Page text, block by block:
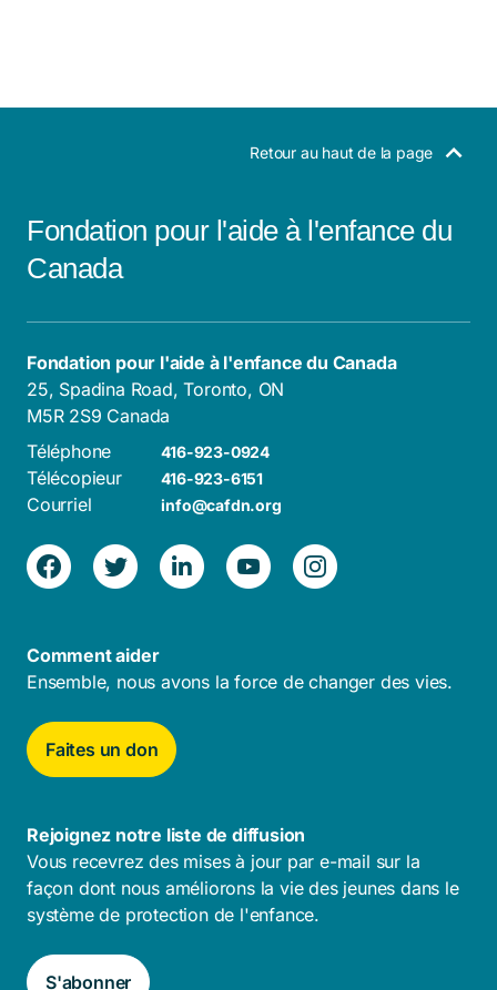
Retour au haut de la page
Fondation pour l'aide à l'enfance du
Canada
Fondation pour l'aide à l'enfance du Canada
25, Spadina Road, Toronto, ON
M5R 2S9 Canada
Téléphone
416-923-0924
Télécopieur 416-923-6151
Courriel info@cafdn.org
Comment aider
Ensemble, nous avons la force de changer des vies.
Faites un don
Rejoignez notre liste de diffusion
Vous recevrez des mises à jour par e-mail sur la
façon dont nous améliorons la vie des jeunes dans le
système de protection de l'enfance.
S'abonner